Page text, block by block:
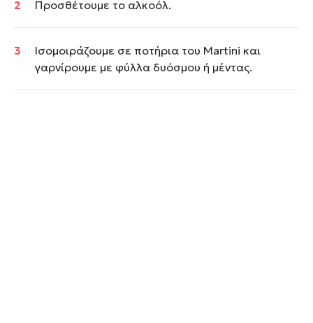
Προσθέτουμε το αλκοόλ.
Ισομοιράζουμε σε ποτήρια του Martini και
γαρνίρουμε με φύλλα δυόσμου ή μέντας.